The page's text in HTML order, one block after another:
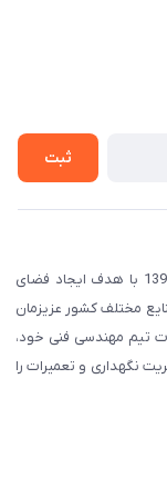
ثبت
وبسایت باشگاه مهندسان نت ایران در ابتدای سال 1396 با هدف ایجاد فضای
مختلف کشور عزیزمان
تیم مهندسی فنی خود،
نگهداری و تعمیرات را